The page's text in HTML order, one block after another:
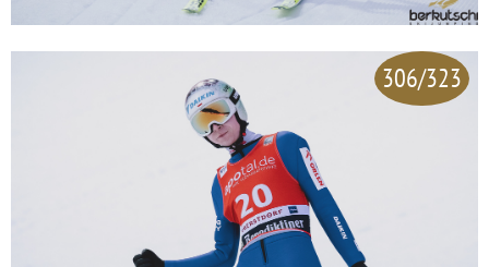
306/323